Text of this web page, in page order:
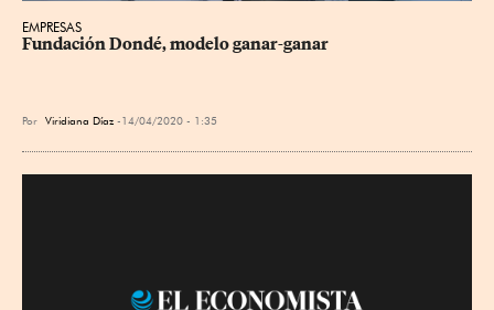
EMPRESAS
Fundación Dondé, modelo ganar-ganar
Por Viridiana Díaz 14/04/2020 - 1:35